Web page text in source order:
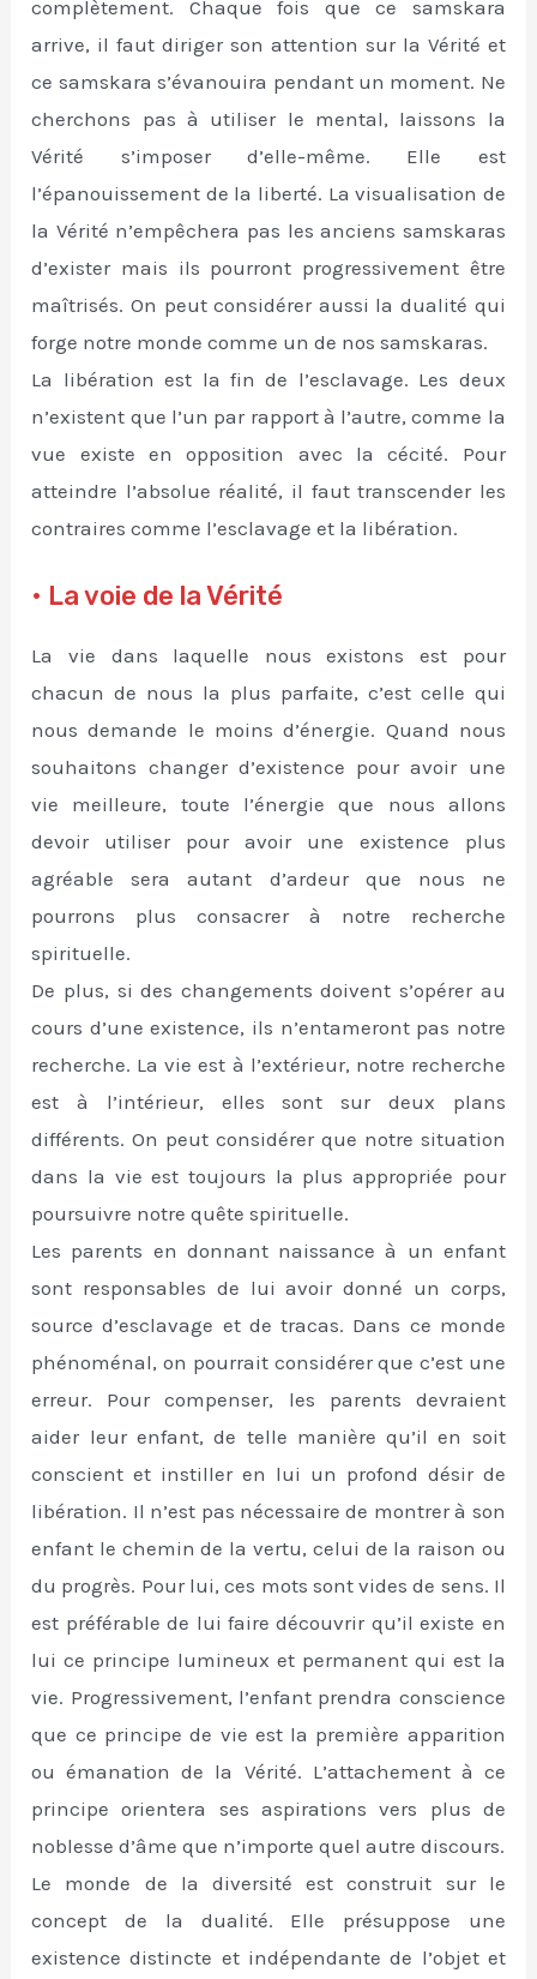
complètement. Chaque fois que ce samskara
arrive, il faut diriger son attention sur la Vérité et
ce samskara s’évanouira pendant un moment. Ne
cherchons pas à utiliser le mental, laissons la
Vérité s’imposer d’elle-même. Elle est
l’épanouissement de la liberté. La visualisation de
la Vérité n’empêchera pas les anciens samskaras
d’exister mais ils pourront progressivement être
maîtrisés. On peut considérer aussi la dualité qui
forge notre monde comme un de nos samskaras.
La libération est la fin de l’esclavage. Les deux
n’existent que l’un par rapport à l’autre, comme la
vue existe en opposition avec la cécité. Pour
atteindre l’absolue réalité, il faut transcender les
contraires comme l’esclavage et la libération.
• La voie de la Vérité
La vie dans laquelle nous existons est pour
chacun de nous la plus parfaite, c’est celle qui
nous demande le moins d’énergie. Quand nous
souhaitons changer d’existence pour avoir une
vie meilleure, toute l’énergie que nous allons
devoir utiliser pour avoir une existence plus
agréable sera autant d’ardeur que nous ne
pourrons plus consacrer à notre recherche
spirituelle.
De plus, si des changements doivent s’opérer au
cours d’une existence, ils n’entameront pas notre
recherche. La vie est à l’extérieur, notre recherche
est à l’intérieur, elles sont sur deux plans
différents. On peut considérer que notre situation
dans la vie est toujours la plus appropriée pour
poursuivre notre quête spirituelle.
Les parents en donnant naissance à un enfant
sont responsables de lui avoir donné un corps,
source d’esclavage et de tracas. Dans ce monde
phénoménal, on pourrait considérer que c’est une
erreur. Pour compenser, les parents devraient
aider leur enfant, de telle manière qu’il en soit
conscient et instiller en lui un profond désir de
libération. Il n’est pas nécessaire de montrer à son
enfant le chemin de la vertu, celui de la raison ou
du progrès. Pour lui, ces mots sont vides de sens. Il
est préférable de lui faire découvrir qu’il existe en
lui ce principe lumineux et permanent qui est la
vie. Progressivement, l’enfant prendra conscience
que ce principe de vie est la première apparition
ou émanation de la Vérité. L’attachement à ce
principe orientera ses aspirations vers plus de
noblesse d’âme que n’importe quel autre discours.
Le monde de la diversité est construit sur le
concept de la dualité. Elle présuppose une
existence distincte et indépendante de l’objet et